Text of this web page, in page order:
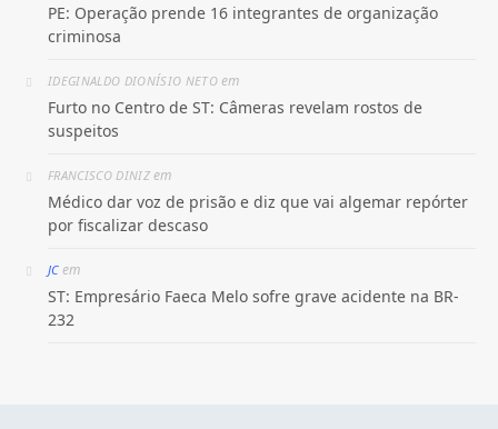
PE: Operação prende 16 integrantes de organização
criminosa
IDEGINALDO DIONÍSIO NETOem
Furto no Centro de ST: Câmeras revelam rostos de
suspeitos
FRANCISCO DINIZem
Médico dar voz de prisão e diz que vai algemar repórter
por fiscalizar descaso
JCem
ST: Empresário Faeca Melo sofre grave acidente na BR-
232